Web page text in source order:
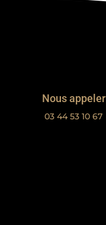
Nous appeler
03 44 53 10 67